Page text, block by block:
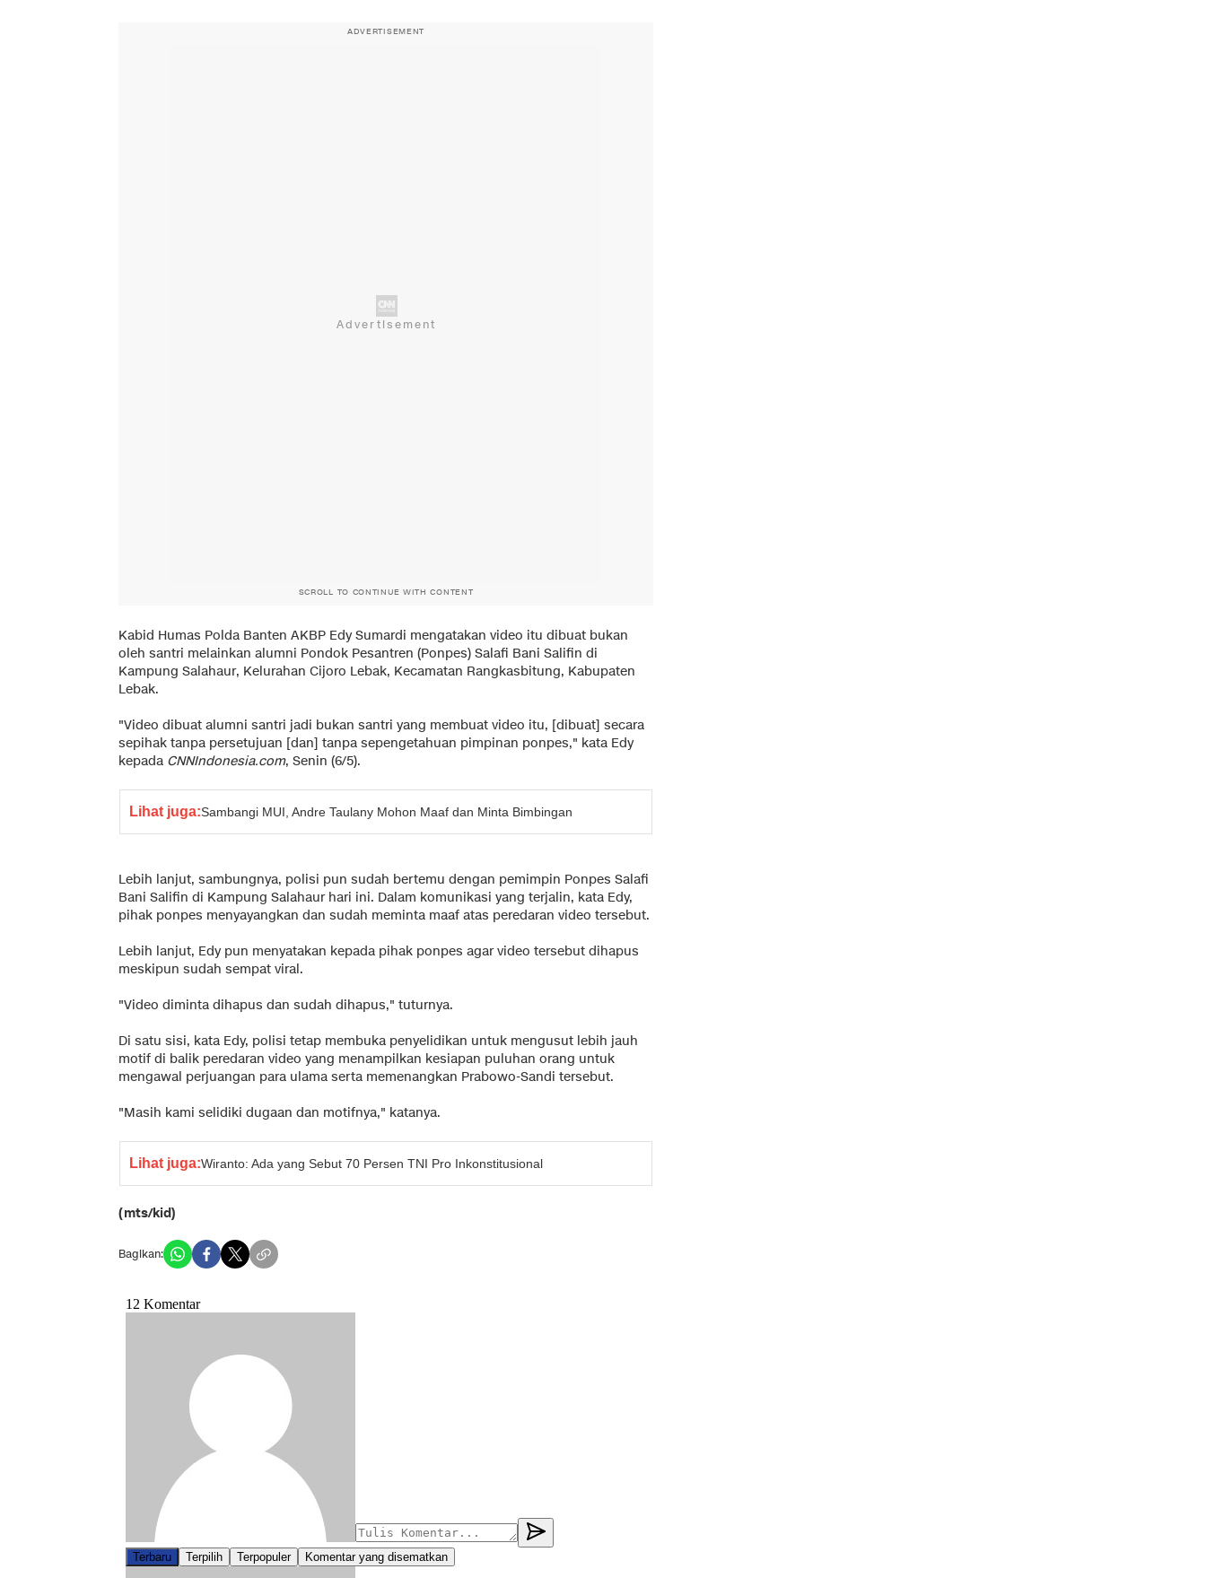
ADVERTISEMENT
SCROLL TO CONTINUE WITH CONTENT
Kabid Humas Polda Banten AKBP Edy Sumardi mengatakan video itu dibuat bukan
oleh santri melainkan alumni Pondok Pesantren (Ponpes) Salafi Bani Salifin di
Kampung Salahaur, Kelurahan Cijoro Lebak, Kecamatan Rangkasbitung, Kabupaten
Lebak.
"Video dibuat alumni santri jadi bukan santri yang membuat video itu, [dibuat] secara
sepihak tanpa persetujuan [dan] tanpa sepengetahuan pimpinan ponpes," kata Edy
kepada CNNIndonesia.com, Senin (6/5).
Lihat juga:Sambangi MUI, Andre Taulany Mohon Maaf dan Minta Bimbingan
Lebih lanjut, sambungnya, polisi pun sudah bertemu dengan pemimpin Ponpes Salafi
Bani Salifin di Kampung Salahaur hari ini. Dalam komunikasi yang terjalin, kata Edy,
pihak ponpes menyayangkan dan sudah meminta maaf atas peredaran video tersebut.
Lebih lanjut, Edy pun menyatakan kepada pihak ponpes agar video tersebut dihapus
meskipun sudah sempat viral.
"Video diminta dihapus dan sudah dihapus," tuturnya.
Di satu sisi, kata Edy, polisi tetap membuka penyelidikan untuk mengusut lebih jauh
motif di balik peredaran video yang menampilkan kesiapan puluhan orang untuk
mengawal perjuangan para ulama serta memenangkan Prabowo-Sandi tersebut.
"Masih kami selidiki dugaan dan motifnya," katanya.
Lihat juga:Wiranto: Ada yang Sebut 70 Persen TNI Pro Inkonstitusional
(mts/kid)
Bagikan: